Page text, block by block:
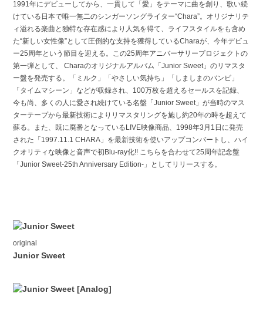
1991年にデビューしてから、一貫して「愛」をテーマに曲を創り、歌い続
けている日本で唯一無二のシンガーソングライター“Chara”。オリジナリテ
ィ溢れる楽曲と独特な存在感により人気を得て、ライフスタイルをも含め
た“新しい女性像”として圧倒的な支持を獲得しているCharaが、今年デビュ
ー25周年という節目を迎える。この25周年アニバーサリープロジェクトの
第一弾として、 Charaのオリジナルアルバム「Junior Sweet」のリマスタ
ー盤を発売する。「ミルク」「やさしい気持ち」「しましまのバンビ」
「タイムマシーン」などが収録され、100万枚を超えるセールスを記録、
今も尚、多くの人に愛され続けている名盤「Junior Sweet」が当時のマス
ターテープから最新技術によりリマスタリングを施し約20年の時を超えて
蘇る。また、既に廃番となっているLIVE映像商品、1998年3月1日に発売
された「1997.11.1 CHARA」を最新技術を使いアップコンバートし、ハイ
クオリティな映像と音声で初Blu-ray化!! こちらを合わせて25周年記念盤
「Junior Sweet-25th Anniversary Edition-」としてリリースする。
original
Junior Sweet